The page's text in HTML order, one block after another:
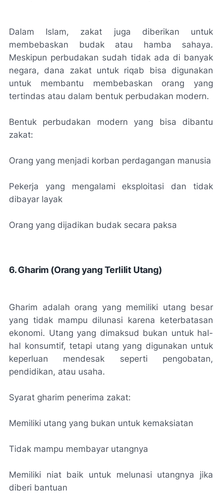
Dalam Islam, zakat juga diberikan untuk
membebaskan budak atau hamba sahaya.
Meskipun perbudakan sudah tidak ada di banyak
negara, dana zakat untuk riqab bisa digunakan
untuk membantu membebaskan orang yang
tertindas atau dalam bentuk perbudakan modern.
Bentuk perbudakan modern yang bisa dibantu
zakat:
Orang yang menjadi korban perdagangan manusia
Pekerja yang mengalami eksploitasi dan tidak
dibayar layak
Orang yang dijadikan budak secara paksa
6. Gharim (Orang yang Terlilit Utang)
Gharim adalah orang yang memiliki utang besar
yang tidak mampu dilunasi karena keterbatasan
ekonomi. Utang yang dimaksud bukan untuk hal-
hal konsumtif, tetapi utang yang digunakan untuk
keperluan mendesak seperti pengobatan,
pendidikan, atau usaha.
Syarat gharim penerima zakat:
Memiliki utang yang bukan untuk kemaksiatan
Tidak mampu membayar utangnya
Memiliki niat baik untuk melunasi utangnya jika
diberi bantuan